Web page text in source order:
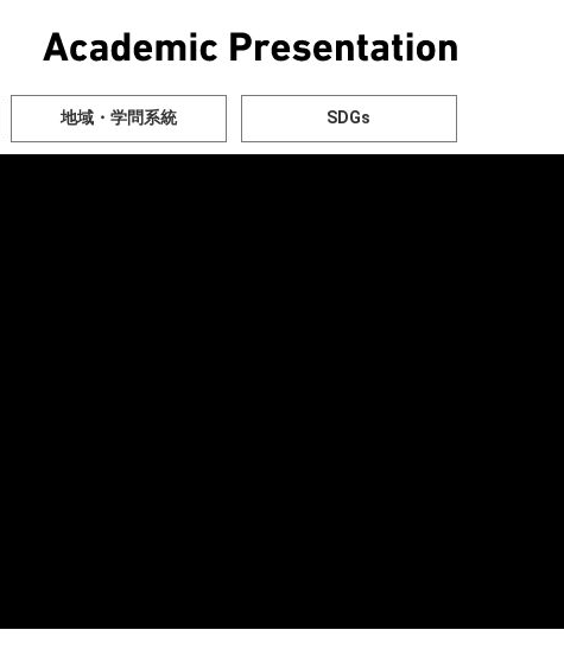
地域・学問系統 SDGs